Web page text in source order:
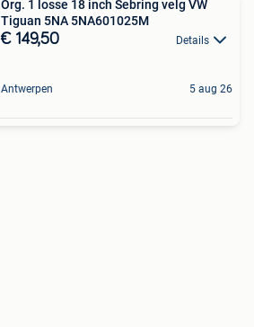
Org. 1 losse 18 inch Sebring velg VW
Tiguan 5NA 5NA601025M
€ 149,50 Details
Antwerpen 5 aug 26